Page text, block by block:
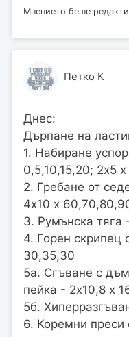
Мнението беше
Петко К
Днес:
Дърпане на
1. Набиране
0,5,10,15,20; 2х5 х
2. Гребане от
4х10 х
3. Румънска тяга
4. Горен скрипец
30,35,30
5а. Сгъване с
пейка - 2х10,8 х
5б.
6. Коремни преси